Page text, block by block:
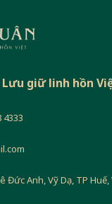
Lưu giữ linh hồn
4333
Đức Anh, Vỹ Dạ, TP Huế,